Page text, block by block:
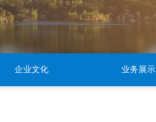
企业文化 业务展示